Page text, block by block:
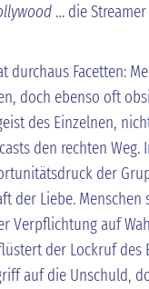
… die
durchaus Facetten:
doch ebenso oft
des Einzelnen,
den rechten
der
der Liebe. Menschen
Verpflichtung auf
der Lockruf des
auf die Unschuld,